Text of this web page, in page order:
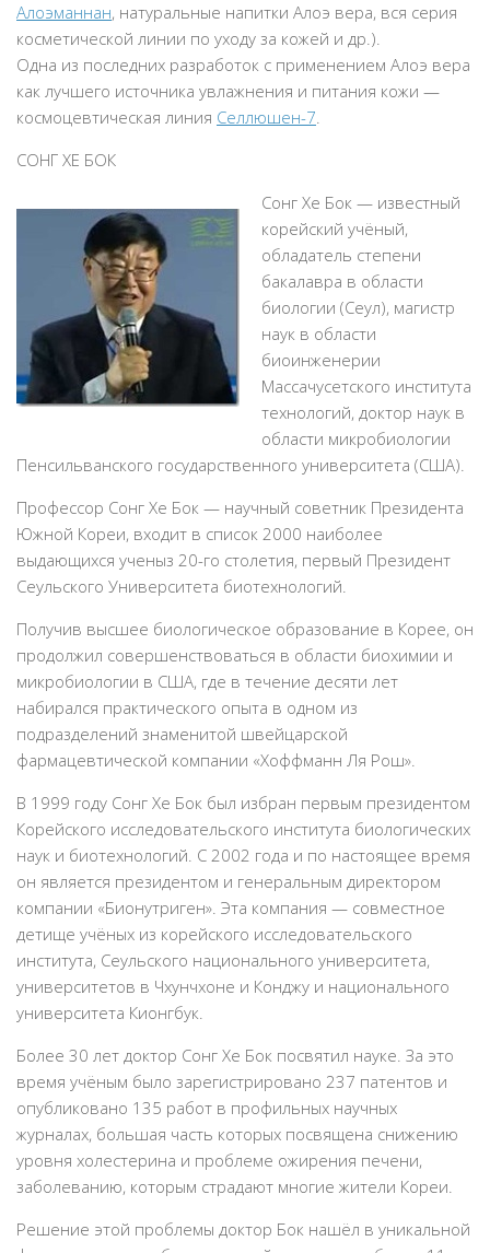
Алоэманнан, натуральные напитки Алоэ вера, вся серия
косметической линии по уходу за кожей и др.).
Одна из последних разработок с применением Алоэ вера
как лучшего источника увлажнения и питания кожи —
космоцевтическая линия Селлюшен-7.
СОНГ ХЕ БОК
Сонг Хе Бок — известный
корейский учёный,
обладатель степени
бакалавра в области
биологии (Сеул), магистр
наук в области
биоинженерии
Массачусетского института
технологий, доктор наук в
области микробиологии
Пенсильванского государственного университета (США).
Профессор Сонг Хе Бок — научный советник Президента
Южной Кореи, входит в список 2000 наиболее
выдающихся ученыз 20-го столетия, первый Президент
Сеульского Университета биотехнологий.
Получив высшее биологическое образование в Корее, он
продолжил совершенствоваться в области биохимии и
микробиологии в США, где в течение десяти лет
набирался практического опыта в одном из
подразделений знаменитой швейцарской
фармацевтической компании «Хоффманн Ля Рош».
В 1999 году Сонг Хе Бок был избран первым президентом
Корейского исследовательского института биологических
наук и биотехнологий. С 2002 года и по настоящее время
он является президентом и генеральным директором
компании «Бионутриген». Эта компания — совместное
детище учёных из корейского исследовательского
института, Сеульского национального университета,
университетов в Чхунчхоне и Конджу и национального
университета Кионгбук.
Более 30 лет доктор Сонг Хе Бок посвятил науке. За это
время учёным было зарегистрировано 237 патентов и
опубликовано 135 работ в профильных научных
журналах, большая часть которых посвящена снижению
уровня холестерина и проблеме ожирения печени,
заболеванию, которым страдают многие жители Кореи.
Решение этой проблемы доктор Бок нашёл в уникальной